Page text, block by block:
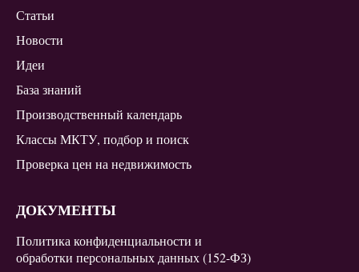
Статьи
Новости
Идеи
База знаний
Производственный календарь
Классы МКТУ, подбор и поиск
Проверка цен на недвижимость
ДОКУМЕНТЫ
Политика конфиденциальности и
обработки персональных данных (152-ФЗ)